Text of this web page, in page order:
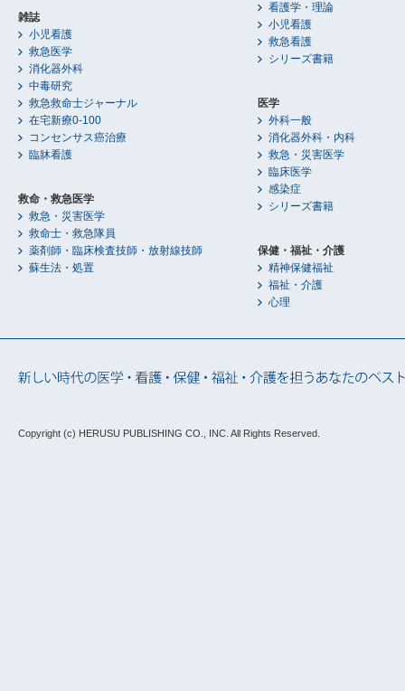
雑誌
小児看護
救急医学
消化器外科
中毒研究
救急救命士ジャーナル
在宅新療0-100
コンセンサス癌治療
臨牀看護
救命・救急医学
救急・災害医学
救命士・救急隊員
薬剤師・臨床検査技師・放射線技師
蘇生法・処置
看護学・理論
小児看護
救急看護
シリーズ書籍
医学
外科一般
消化器外科・内科
救急・災害医学
臨床医学
感染症
シリーズ書籍
保健・福祉・介護
精神保健福祉
福祉・介護
心理
Copyright (c) HERUSU PUBLISHING CO., INC. All Rights Reserved.